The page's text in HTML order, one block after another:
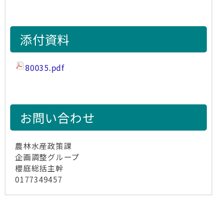
添付資料
80035.pdf
お問い合わせ
農林水産政策課
企画調整グループ
櫻庭総括主幹
0177349457